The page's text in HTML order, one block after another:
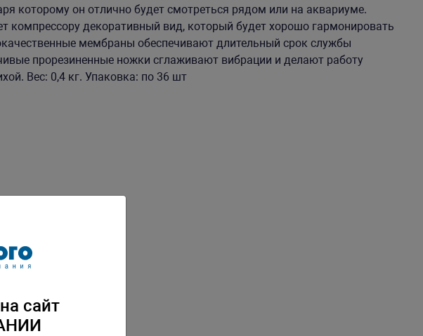
которому он отлично будет смотреться рядом или на аквариуме.
компрессору декоративный вид, который будет хорошо гармонировать
мембраны обеспечивают длительный срок службы
прорезиненные ножки сглаживают вибрации и делают работу
Вес: 0,4 кг. Упаковка: по 36 шт
сайт